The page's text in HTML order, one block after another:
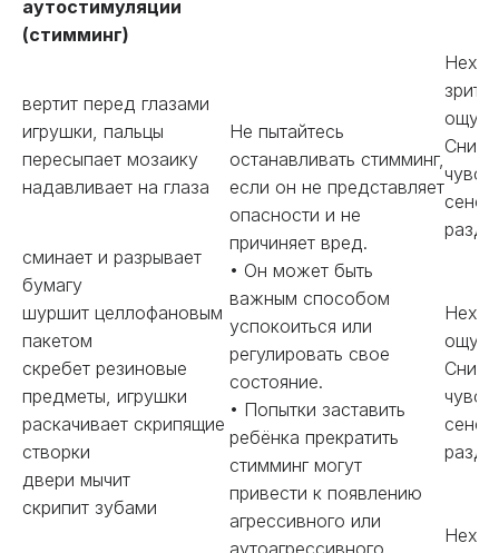
аутостимуляции
(стимминг)
Не пытайтесь
останавливать стимминг,
если он не представляет
опасности и не
причиняет вред.
• Он может быть
важным способом
успокоиться или
регулировать свое
состояние.
• Попытки заставить
ребёнка прекратить
стимминг могут
привести к появлению
агрессивного или
аутоагрессивного
вертит перед глазами
игрушки, пальцы
пересыпает мозаику
надавливает на глаза
сминает и разрывает
бумагу
шуршит целлофановым
пакетом
скребет резиновые
предметы, игрушки
раскачивает скрипящие
створки
двери мычит
скрипит зубами